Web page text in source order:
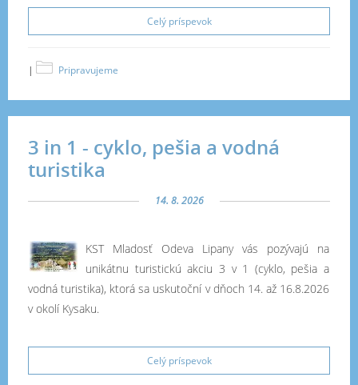
Celý príspevok
| Pripravujeme
3 in 1 - cyklo, pešia a vodná
turistika
14. 8. 2026
KST Mladosť Odeva Lipany vás pozývajú na
unikátnu turistickú akciu 3 v 1 (cyklo, pešia a
vodná turistika), ktorá sa uskutoční v dňoch 14. až 16.8.2026
v okolí Kysaku.
Celý príspevok